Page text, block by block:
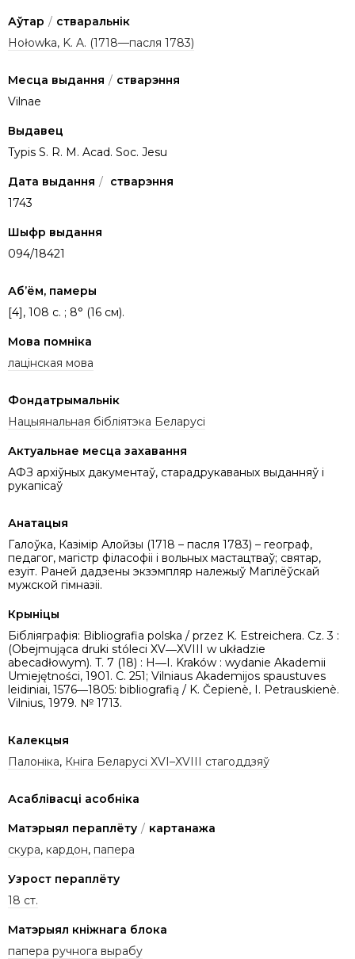
Аўтар / стваральнік
Hołowka, K. A. (1718—пасля 1783)
Месца выдання / стварэння
Vilnae
Выдавец
Typis S. R. M. Acad. Soc. Jesu
Дата выдання / стварэння
1743
Шыфр выдання
094/18421
Аб’ём, памеры
[4], 108 c. ; 8° (16 см).
Мова помніка
лацінская мова
Фондатрымальнік
Нацыянальная бібліятэка Беларусі
Актуальнае месца захавання
АФЗ архіўных дакументаў, старадрукаваных выданняў і
рукапісаў
Анатацыя
Галоўка, Казімір Алойзы (1718 – пасля 1783) – географ,
педагог, магістр філасофіі і вольных мастацтваў; святар,
езуіт. Раней дадзены экзэмпляр належыў Магілёўскай
мужской гімназіі.
Крыніцы
Бібліяграфія: Bibliografia polska / przez K. Estreichera. Cz. 3 :
(Obejmująca druki stóleci XV―XVIII w układzie
abecadłowym). T. 7 (18) : H―I. Kraków : wydanie Akademii
Umiejętności, 1901. C. 251; Vilniaus Akademijos spaustuves
leidiniai, 1576―1805: bibliografią / K. Čepienè, I. Petrauskienè.
Vilnius, 1979. № 1713.
Калекцыя
Палоніка, Кніга Беларусі XVI–XVIII стагоддзяў
Асаблівасці асобніка
Матэрыял пераплёту / картанажа
скура, кардон, папера
Узрост пераплёту
18 ст.
Матэрыял кніжнага блока
папера ручнога вырабу